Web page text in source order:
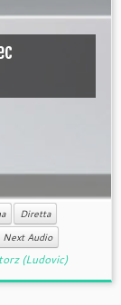
Diretta
Next Audio
(Ludovic)